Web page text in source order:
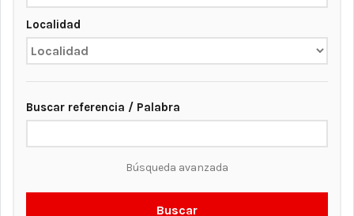
Localidad
Buscar referencia / Palabra
Búsqueda avanzada
Buscar